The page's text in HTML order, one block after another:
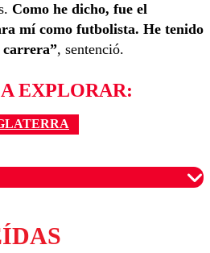
Como he dicho, fue el
mí como futbolista. He tenido
carrera”, sentenció.
EXPLORAR:
moderados para garantizar un
respetuoso.